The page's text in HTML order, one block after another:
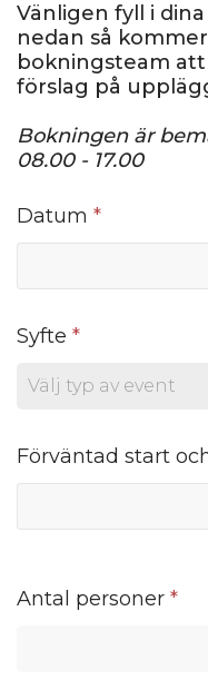
Vänligen fyll i
nedan så
bokningsteam
förslag på
Bokningen är
08.00 - 17.00
Datum *
Syfte *
Förväntad start
Antal personer *